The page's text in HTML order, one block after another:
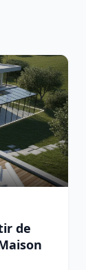
de